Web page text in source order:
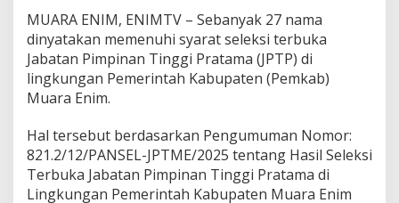
S
y
a
r
a
e
l
e
k
s
MUARA ENIM, ENIMTV – Sebanyak 27 nama
dinyatakan memenuhi syarat seleksi terbuka
Jabatan Pimpinan Tinggi Pratama (JPTP) di
lingkungan Pemerintah Kabupaten (Pemkab)
Muara Enim.
Hal tersebut berdasarkan Pengumuman Nomor:
821.2/12/PANSEL-JPTME/2025 tentang Hasil Seleksi
Terbuka Jabatan Pimpinan Tinggi Pratama di
Lingkungan Pemerintah Kabupaten Muara Enim